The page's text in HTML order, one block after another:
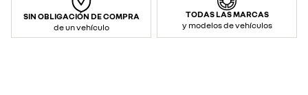
SIN OBLIGACIÓN DE COMPRA
de un vehículo
TODAS LAS MARCAS
y modelos de vehículos